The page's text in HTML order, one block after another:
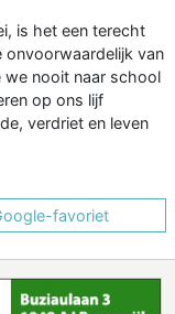
is het een terecht
onvoorwaardelijk van
we nooit naar school
op ons lijf
verdriet en leven
favoriet